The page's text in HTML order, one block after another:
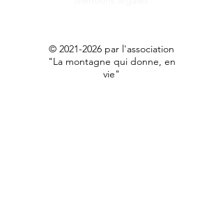
© 2021-2026 par l'association
"La montagne qui donne, en
vie"